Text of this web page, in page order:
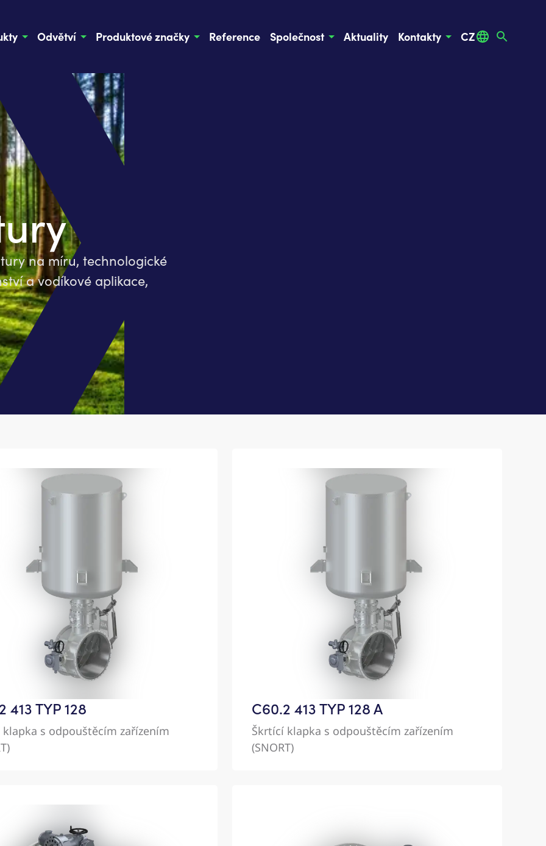
Odvětví Produktové značky Reference Společnost Aktuality Kontakty CZ
na míru, technologické
a vodíkové aplikace,
413 TYP 128
s odpouštěcím zařízením
C60.2 413 TYP 128 A
Škrtící klapka s odpouštěcím zařízením
(SNORT)